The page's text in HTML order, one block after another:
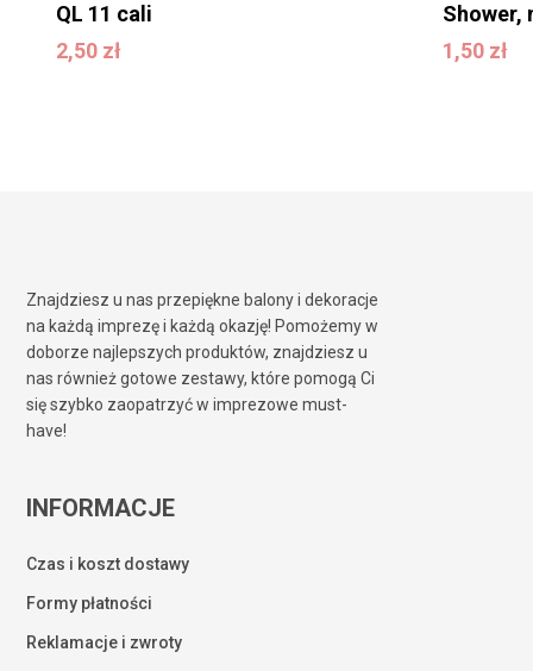
QL 11 cali
2,50 zł
2,50
Shower,
1,50 zł
1,50
Znajdziesz u nas przepiękne balony i dekoracje
na każdą imprezę i każdą okazję! Pomożemy w
doborze najlepszych produktów, znajdziesz u
nas również gotowe zestawy, które pomogą Ci
się szybko zaopatrzyć w imprezowe must-
have!
INFORMACJE
Czas i koszt dostawy
Formy płatności
Reklamacje i zwroty